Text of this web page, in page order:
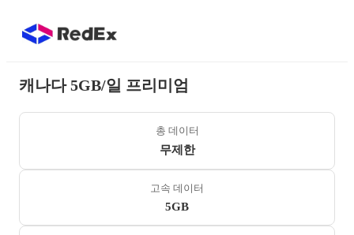
캐나다 5GB/일 프리미엄
총 데이터
무제한
고속 데이터
5GB